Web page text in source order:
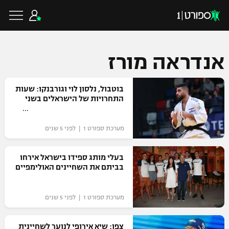
כדורגל ישראלי
ליגת העל
גביע הטוטו
ליגיונרים
גביע המדינה
כדורגל עולמי
ליגת האלופות
ליגה אירופית
ליגה אנגלית
כדורסל ישראלי
ליגת ווינר סל
ליגה לאומית
כדורסל עולמי
NBA
אנדראה מורז
בוטבול, נלסון לוי וגורבנקו: שעות
התחרויות של הישראלים בשני
מערכת ספורט 1 | לפני 5 שנים
בעלי מותג ספידו בישראל אירחו
בביתם את השחיינים האולימפיים
מערכת ספורט 1 | לפני 5 שנים
צפו: שיא אירופי לנוער לשחיינית